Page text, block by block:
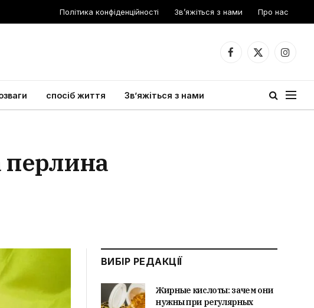
Політика конфіденційності Зв’яжіться з нами Про нас
Facebook
X
спосіб життя Зв’яжіться з нами
перлина
ВИБІР РЕДАКЦІЇ
Жирные кислоты: зачем они
нужны при регулярных